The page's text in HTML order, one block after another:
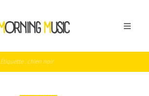
Étiquette : chien noir